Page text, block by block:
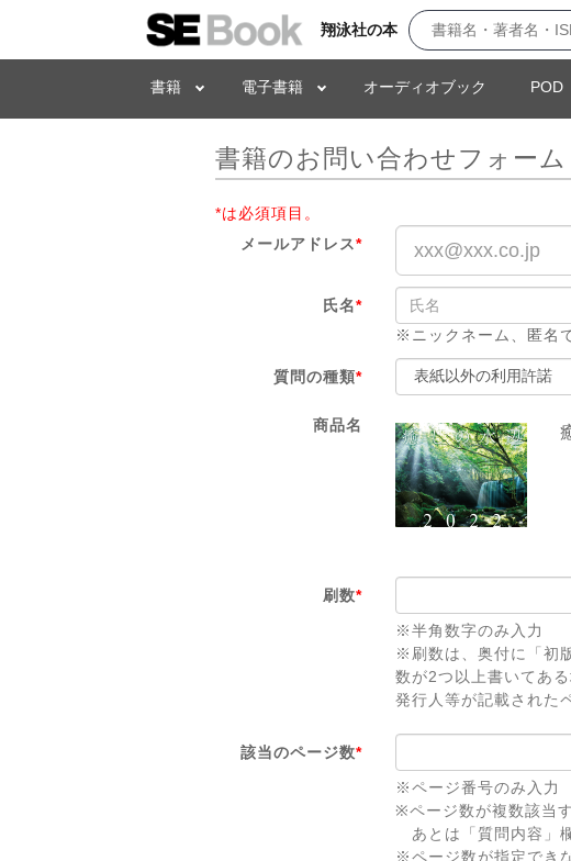
翔泳社の本
書籍 電子書籍 オーディオブック POD
書籍のお問い合わせフォーム
*は必須項目。
メールアドレス*
氏名*
※ニックネーム、匿名
質問の種類*
商品名
刷数*
※半角数字のみ入力
※刷数は、奥付に「初
数が2つ以上書いてあ
発行人等が記載された
該当のページ数*
※ページ番号のみ入力
※ページ数が複数該当
あとは「質問内容」
※ページ数が指定でき